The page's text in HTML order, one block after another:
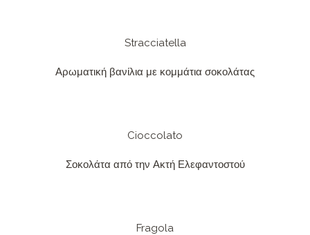
Stracciatella
Αρωματική βανίλια με κομμάτια σοκολάτας
Cioccolato
Σοκολάτα από την Ακτή Ελεφαντοστού
Fragola